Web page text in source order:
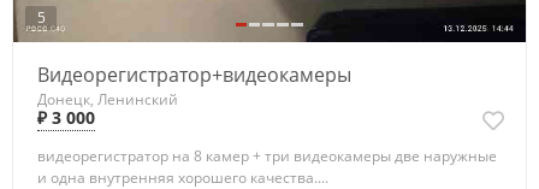
5
Видеорегистратор+видеокамеры
Донецк, Ленинский
₽ 3 000
видеорегистратор на 8 камер + три видеокамеры две наружные
и одна внутренняя хорошего качества....